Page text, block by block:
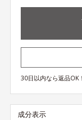
30日以内なら返品OK
成分表示